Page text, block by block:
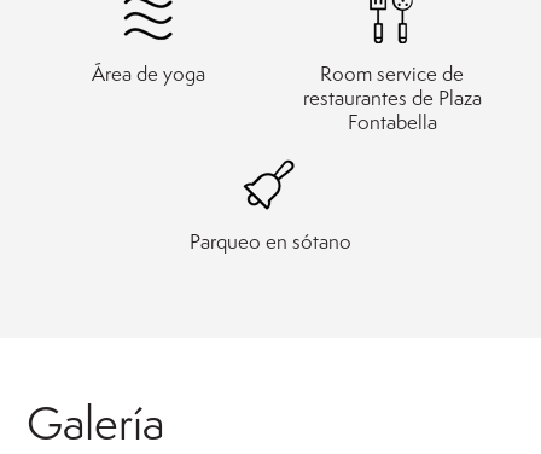
Área de yoga
Room service de
restaurantes de Plaza
Fontabella
Parqueo en sótano
Galería